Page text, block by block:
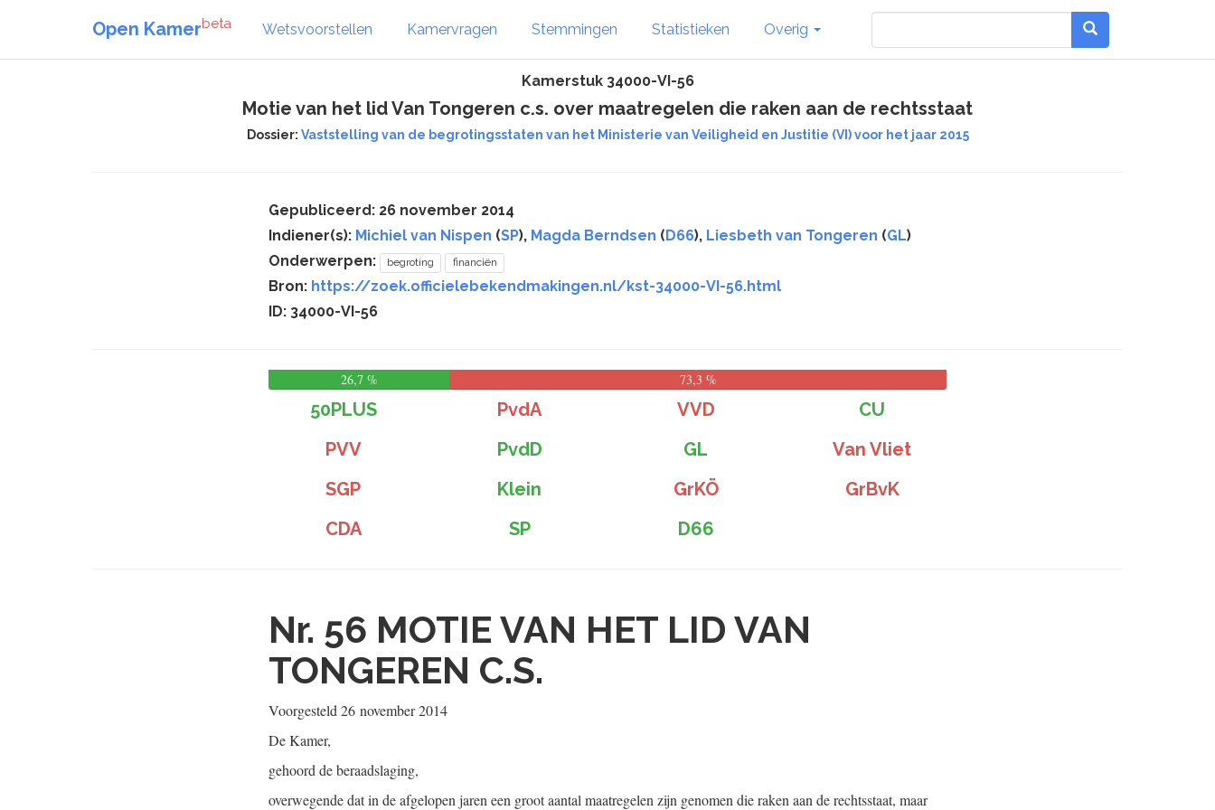
Open Kamerbeta Wetsvoorstellen Kamervragen Stemmingen Statistieken Overig
Kamerstuk 34000-VI-56
Motie van het lid Van Tongeren c.s. over maatregelen die raken aan de rechtsstaat
Dossier: Vaststelling van de begrotingsstaten van het Ministerie van Veiligheid en Justitie (VI) voor het jaar 2015
Gepubliceerd: 26 november 2014
Indiener(s): Michiel van Nispen (SP), Magda Berndsen (D66), Liesbeth van Tongeren (GL)
Onderwerpen:
begroting financiën
Bron: https://zoek.officielebekendmakingen.nl/kst-34000-VI-56.html
ID: 34000-VI-56
26,7 % 73,3 %
50PLUS PvdA VVD
CU
PVV
PvdD GL
Van Vliet
SGP
Klein GrKÖ
GrBvK
CDA
SP D66
Nr. 56 MOTIE VAN HET LID VAN
TONGEREN C.S.
Voorgesteld 26 november 2014
De Kamer,
gehoord de beraadslaging,
overwegende dat in de afgelopen jaren een groot aantal maatregelen zijn genomen die raken aan de rechtsstaat, maar